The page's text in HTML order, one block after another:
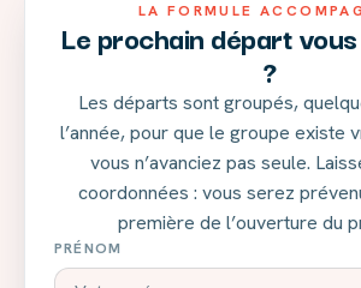
LA FORMULE
Le prochain départ
?
Les départs sont groupés,
l’année, pour que le groupe existe
vous n’avanciez pas seule.
coordonnées : vous serez
première de l’ouverture du
PRÉNOM